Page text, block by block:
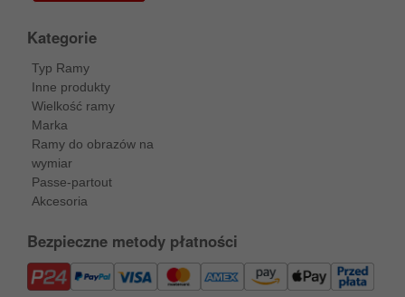
Kategorie
Typ Ramy
Inne produkty
Wielkość ramy
Marka
Ramy do obrazów na
wymiar
Passe-partout
Akcesoria
Bezpieczne metody płatności